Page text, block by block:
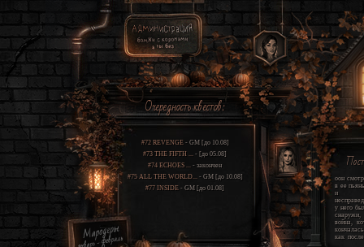
оон
в ее
и
у него
война,
как
Очередность квестов:
#72 REVENGE - GM [до 10.08]
#73 THE FIFTH ... - [до 05.08]
#74 ECHOES ... - закончен
#75 ALL THE WORLD...- GM [до 10.08]
#77 INSIDE - GM [до 01.08]